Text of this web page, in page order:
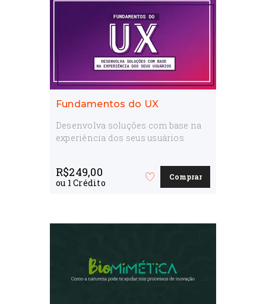
Fundamentos do UX
Desenvolva soluções com base na
experiência dos seus usuários
R$249,00
ou 1 Crédito
FavoriteComprar